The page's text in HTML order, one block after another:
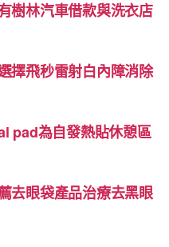
樹林汽車借款與洗衣店
擇飛秒雷射白內障消除
pad為自發熱貼休憩區
去眼袋產品治療去黑眼